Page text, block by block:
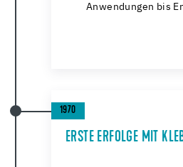
Anwendungen bis
1970
ERSTE ERFOLGE MIT